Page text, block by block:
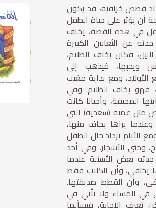
قصص خرافية، قد يكون
أن يؤثر على حياة الطفل
في هذه القصة، يخاف
عن الثعابين الكبيرة
فكان يخاف الظلام،
ويحبها، فيذهب إلى
ومع بداية مغيب
فهو يخاف الظلام. وفي
المخيفة، وأحيانا كانت
مثل عمته (سعدية) التي
يراها يخاف منها،
الأيام يزداد حال الطفل
وحتى الأشجار. وفي أحد
جدته بعض الأسئلة عندما
يختفي، وأن الكلاب فقط
وأن القطط صديقتها.
في المساء ولا تأتي في
تعرف الإجابة، فيسألها